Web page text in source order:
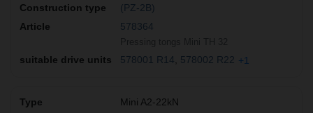
(PZ-2B)
578364
578001 R14 578002 R22 +1
Mini A2-22kN